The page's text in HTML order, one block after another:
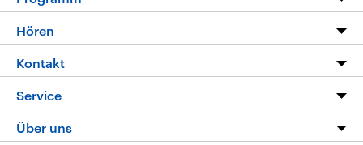
Programm
Die Nachrichten
Nachrichtenleicht
Neue Beiträge auf dlf.de
Hören
Livestream
Podcasts
Deutschlandfunk App
Kontakt
Hörerservice
Service
FAQ
Über uns